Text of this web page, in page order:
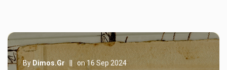
By Dimos.gr ||on 16 Sep 2024